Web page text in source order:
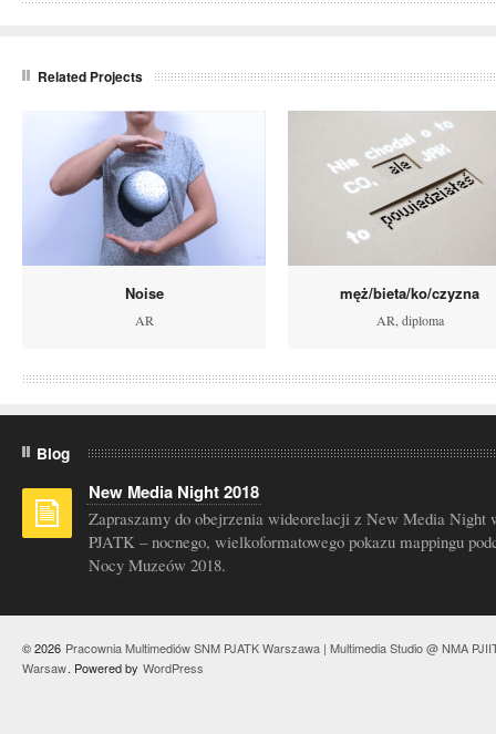
Related Projects
Noise
AR
męż/bieta/ko/czyzna
AR diploma
Blog
New Media Night 2018
Zapraszamy do obejrzenia wideorelacji z New Media Night
PJATK – nocnego, wielkoformatowego pokazu mappingu
Nocy Muzeów 2018.
© 2026 Pracownia Multimediów SNM PJATK Warszawa | Multimedia Studio @ NMA
Warsaw. Powered by WordPress